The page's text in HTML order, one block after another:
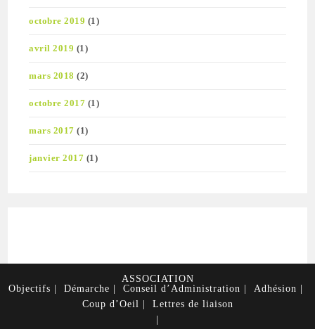
octobre 2019 (1)
avril 2019 (1)
mars 2018 (2)
octobre 2017 (1)
mars 2017 (1)
janvier 2017 (1)
ASSOCIATION
Objectifs
Démarche Conseil d’Administration
Adhésion
Coup d’Oeil
Lettres de liaison